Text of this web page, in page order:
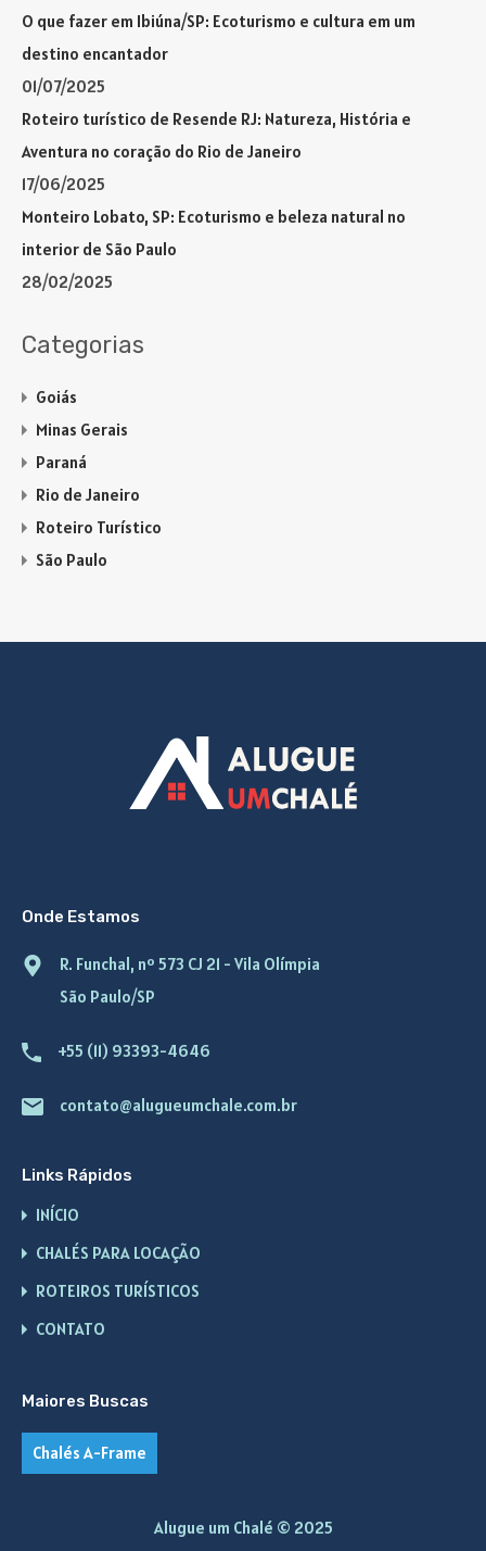
O que fazer em Ibiúna/SP: Ecoturismo e cultura em um
destino encantador
01/07/2025
Roteiro turístico de Resende RJ: Natureza, História e
Aventura no coração do Rio de Janeiro
17/06/2025
Monteiro Lobato, SP: Ecoturismo e beleza natural no
interior de São Paulo
28/02/2025
Categorias
Goiás
Minas Gerais
Paraná
Rio de Janeiro
Roteiro Turístico
São Paulo
Onde Estamos
R. Funchal, nº 573 CJ 21 - Vila Olímpia
São Paulo/SP
+55 (11) 93393-4646
contato@alugueumchale.com.br
Links Rápidos
INÍCIO
CHALÉS PARA LOCAÇÃO
ROTEIROS TURÍSTICOS
CONTATO
Maiores Buscas
Chalés A-Frame
Alugue um Chalé © 2025